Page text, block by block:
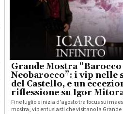
Grande Mostra “Barocco
Neobarocco”: i vip nelle
del Castello, e un
riflessione su Igor
Fine luglio e inizia d’agosto tra focus sui
mostra, vip entusiasti che visitano la Grande